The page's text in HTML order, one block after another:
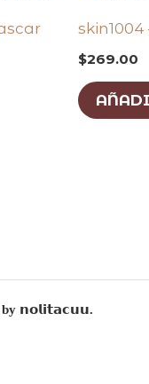
$269.00
𝗻𝗼𝗹𝗶𝘁𝗮𝗰𝘂𝘂.